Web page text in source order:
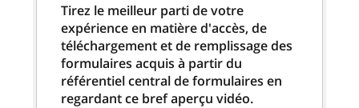
Tirez le meilleur parti de votre
expérience en matière d'accès, de
téléchargement et de remplissage des
formulaires acquis à partir du
référentiel central de formulaires en
regardant ce bref aperçu vidéo.